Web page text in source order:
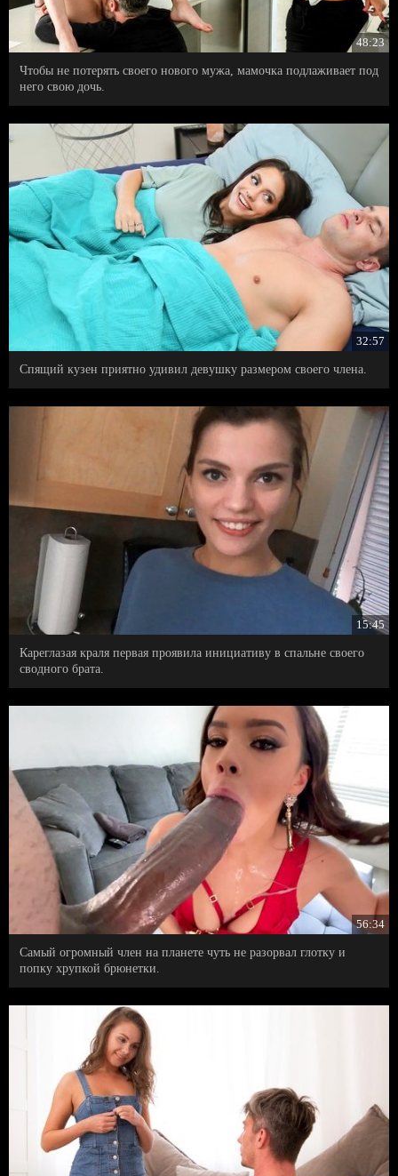
48:23
Чтобы не потерять своего нового мужа, мамочка подлаживает под
него свою дочь.
32:57
Спящий кузен приятно удивил девушку размером своего члена.
15:45
Кареглазая краля первая проявила инициативу в спальне своего
сводного брата.
56:34
Самый огромный член на планете чуть не разорвал глотку и
попку хрупкой брюнетки.